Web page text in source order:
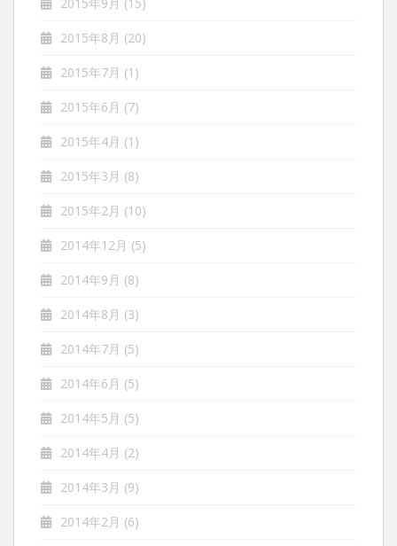
2015年8月 (20)
2015年7月 (1)
2015年6月 (7)
2015年4月 (1)
2015年3月 (8)
2015年2月 (10)
2014年12月 (5)
2014年9月 (8)
2014年8月 (3)
2014年7月 (5)
2014年6月 (5)
2014年5月 (5)
2014年4月 (2)
2014年3月 (9)
2014年2月 (6)